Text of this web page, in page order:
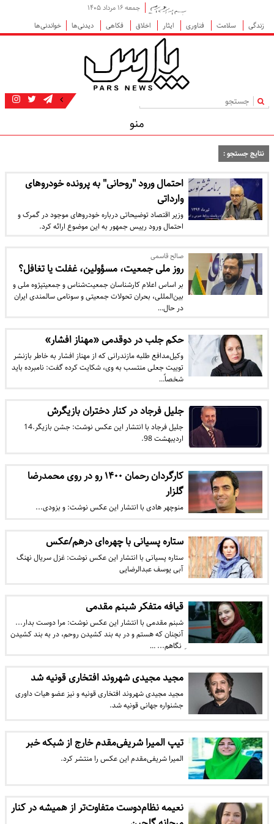
جمعه ۱۶ مرداد ۱۴۰۵
زندگی
سلامت فناوری ایثار اخلاق فکاهی دیدنی‌ها خواندنی‌ها
|
منو
نتایج جستجو :
احتمال ورود "روحانی" به پرونده خودروهای
وارداتی
وزیر اقتصاد توضیحاتی درباره خودروهای موجود در گمرک و
احتمال ورود رییس جمهور به این موضوع ارائه کرد.
صالح قاسمی
روز ملی جمعیت، مسؤولین، غفلت یا تغافل؟
بر اساس اعلام کارشناسان جمعیت‌شناس و جمعیت‎پژوه ملی و
بین‌المللی، بحران تحولات جمعیتی و سونامی سالمندی ایران
در حال…
حکم جلب در دوقدمی «مهناز افشار»
وکیل‌مدافع طلبه مازندرانی که از مهناز افشار به خاطر بازنشر
توییت جعلی منتسب به وی، شکایت کرده گفت: نامبرده باید
شخصاً…
جلیل فرجاد در کنار دختران بازیگرش
جلیل فرجاد با انتشار این عکس نوشت: جشن بازیگر.14
اردیبهشت 98.
کارگردان رحمان ۱۴۰۰ رو در روی محمدرضا
گلزار
منوچهر هادی با انتشار این عکس نوشت: و بزودی...
ستاره پسیانی با چهره‌ای درهم/عکس
ستاره پسیانی با انتشار این عکس نوشت: غزل سریال نهنگ
آبی یوسف عبدالرضایی
قیافه متفکر شبنم مقدمی
شبنم مقدمی با انتشار این عکس نوشت: مرا دوست بدار...
آنچنان که هستم و در به بند کشیدن روحم، در به بند کشیدن
ِ نگاهم... …
مجید مجیدی شهروند افتخاری قونیه شد
مجید مجیدی شهروند افتخاری قونیه و نیز عضو هیات داوری
جشنواره جهانی قونیه شد.
تیپ المیرا شریفی‌مقدم خارج از شبکه خبر
المیرا شریفی‌مقدم این عکس را منتشر کرد.
نعیمه نظام‌دوست متفاوت‌تر از همیشه در کنار